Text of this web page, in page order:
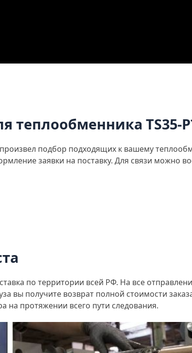
теплообменника TS35-
подбор подходящих к вашему
заявки на поставку. Для связи можно
по территории всей РФ. На все
вы получите возврат полной стоимости
на протяжении всего пути следования.